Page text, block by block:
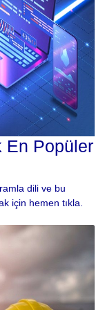
En Popüler
dili ve bu
için hemen tıkla.